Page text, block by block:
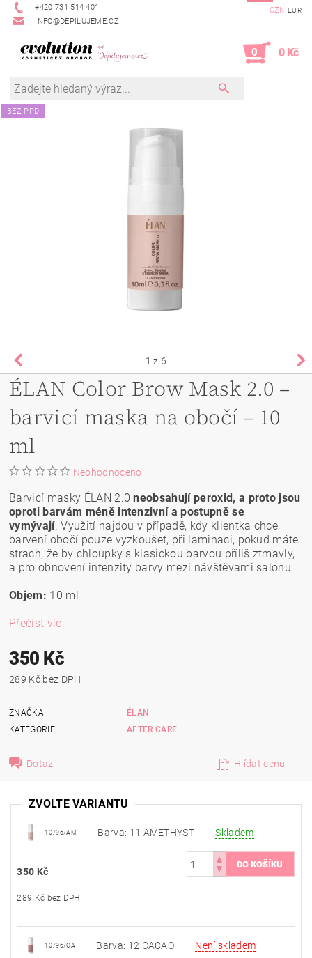
+420 731 514 401
INFO@DEPILUJEME.CZ
CZK EUR
0 0 Kč
BEZ PPD
1 z 6
ÉLAN Color Brow Mask 2.0 –
barvicí maska na obočí – 10
ml
Neohodnoceno
Barvicí masky ÉLAN 2.0neobsahují peroxid, a proto jsou
oproti barvám méně intenzivní a postupně se
vymývají. Využití najdou v případě, kdy klientka chce
barvení obočí pouze vyzkoušet, při laminaci, pokud máte
strach, že by chloupky s klasickou barvou příliš ztmavly,
a pro obnovení intenzity barvy mezi návštěvami salonu.
Objem: 10 ml
Přečíst víc
350 Kč
289 Kč bez DPH
ZNAČKA
ÉLAN
KATEGORIE
AFTER CARE
Dotaz Hlídat cenu
ZVOLTE VARIANTU
10796/AM Barva: 11 AMETHYST Skladem
350 Kč
289 Kč bez DPH
10796/CA Barva: 12 CACAO Není skladem